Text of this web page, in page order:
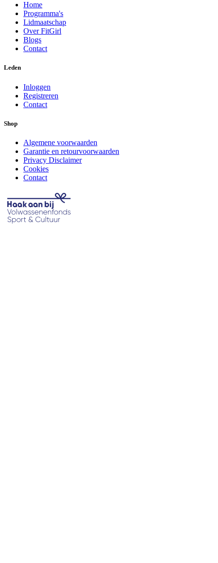
Home
Programma's
Lidmaatschap
Over FitGirl
Blogs
Contact
Leden
Inloggen
Registreren
Contact
Shop
Algemene voorwaarden
Garantie en retourvoorwaarden
Privacy Disclaimer
Cookies
Contact